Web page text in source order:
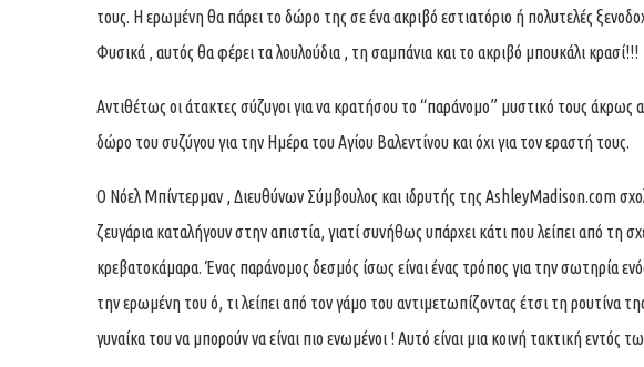
τους. Η ερωμένη θα πάρει το δώρο της σε ένα ακριβό εστιατόριο ή πολυτελές
Φυσικά , αυτός θα φέρει τα λουλούδια , τη σαμπάνια και το ακριβό μπουκάλι κρασί!!!
Αντιθέτως οι άτακτες σύζυγοι για να κρατήσου το “παράνομο” μυστικό τους
δώρο του συζύγου για την Ημέρα του Αγίου Βαλεντίνου και όχι για τον εραστή τους.
Ο Nόελ Μπίντερμαν , Διευθύνων Σύμβουλος και ιδρυτής της AshleyMadison.com
ζευγάρια καταλήγουν στην απιστία, γιατί συνήθως υπάρχει κάτι που λείπει από τη
κρεβατοκάμαρα. Ένας παράνομος δεσμός ίσως είναι ένας τρόπος για την σωτηρία
την ερωμένη του ό, τι λείπει από τον γάμο του αντιμετωπίζοντας έτσι τη ρουτίνα
γυναίκα του να μπορούν να είναι πιο ενωμένοι ! Αυτό είναι μια κοινή τακτική εντός